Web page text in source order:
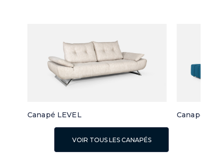
Canapé LEVEL Canapé
VOIR TOUS LES CANAPÉS